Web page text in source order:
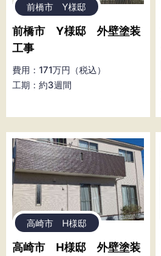
前橋市 Y様邸
前橋市 Y様邸 外壁塗装
工事
費用：171万円（税込）
工期：約3週間
高崎市 H様邸
高崎市 H様邸 外壁塗装